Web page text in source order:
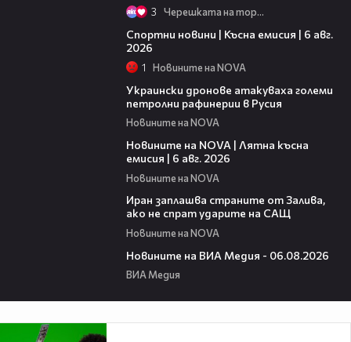
3 Черешката на тортата
Спортни новини | Късна емисия | 6 авг.
2026
1 Новините на NOVA
Украински дронове атакуваха големи
петролни рафинерии в Русия
Новините на NOVA
Новините на NOVA | Лятна късна
емисия | 6 авг. 2026
Новините на NOVA
Иран заплашва страните от Залива,
ако не спрат ударите на САЩ
Новините на NOVA
Новините на ВИА Медия - 06.08.2026
ВИА Медия